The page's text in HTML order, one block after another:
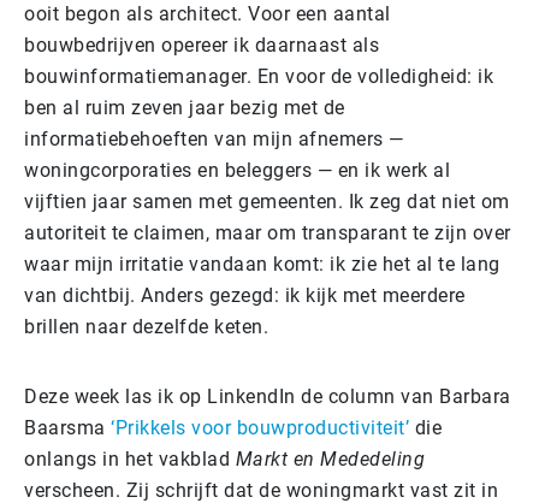
ooit begon als architect. Voor een aantal
bouwbedrijven opereer ik daarnaast als
bouwinformatiemanager. En voor de volledigheid: ik
ben al ruim zeven jaar bezig met de
informatiebehoeften van mijn afnemers —
woningcorporaties en beleggers — en ik werk al
vijftien jaar samen met gemeenten. Ik zeg dat niet om
autoriteit te claimen, maar om transparant te zijn over
waar mijn irritatie vandaan komt: ik zie het al te lang
van dichtbij. Anders gezegd: ik kijk met meerdere
brillen naar dezelfde keten.
Deze week las ik op LinkendIn de column van Barbara
Baarsma ‘Prikkels voor bouwproductiviteit’ die
onlangs in het vakblad Markt en Mededeling
verscheen. Zij schrijft dat de woningmarkt vast zit in